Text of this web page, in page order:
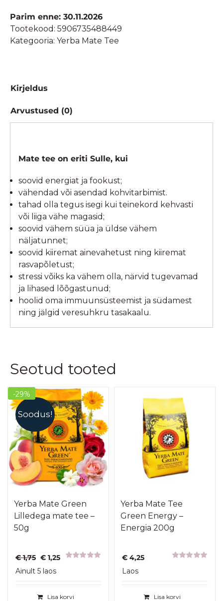
200g
kogus
Parim enne: 30.11.2026
Tootekood: 5906735488449
Kategooria: Yerba Mate Tee
Kirjeldus
Arvustused (0)
Mate tee on eriti Sulle, kui
soovid energiat ja fookust;
vähendad või asendad kohvitarbimist.
tahad olla tegus isegi kui teinekord kehvasti
või liiga vähe magasid;
soovid vähem süüa ja üldse vähem
näljatunnet;
soovid kiiremat ainevahetust ning kiiremat
rasvapõletust;
stressi võiks ka vähem olla, närvid tugevamad
ja lihased lõõgastunud;
hoolid oma immuunsüsteemist ja südamest
ning jälgid veresuhkru tasakaalu.
Seotud tooted
Soodus!
-29%
Yerba Mate Green
Lilledega mate tee –
50g
€1,75 Algne
hind
€ 1,25Praegune
Ainult 5 laos
Lisa korvi
Yerba Mate Tee
Green Energy –
Energia 200g
€ 4,25
Laos
Lisa korvi